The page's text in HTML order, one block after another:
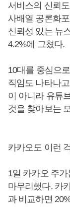
서비스의 신뢰
사배열 공론화
신뢰성 있는 뉴
4.2%에 그쳤다.
10대를 중심으
직임도 나타나
이 아니라 유튜
것을 찾아보는
카카오도 이런
1일 카카오 주
마무리했다. 카
과 비교하면